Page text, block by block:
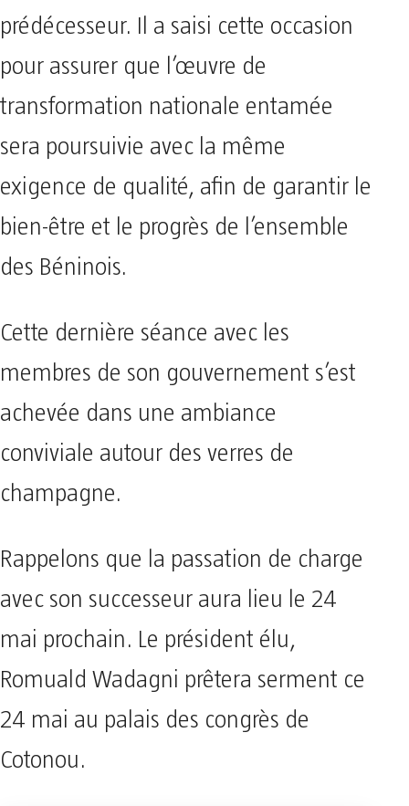
prédécesseur. Il a saisi cette occasion
pour assurer que l’œuvre de
transformation nationale entamée
sera poursuivie avec la même
exigence de qualité, afin de garantir le
bien-être et le progrès de l’ensemble
des Béninois.
Cette dernière séance avec les
membres de son gouvernement s’est
achevée dans une ambiance
conviviale autour des verres de
champagne.
Rappelons que la passation de charge
avec son successeur aura lieu le 24
mai prochain. Le président élu,
Romuald Wadagni prêtera serment ce
24 mai au palais des congrès de
Cotonou.